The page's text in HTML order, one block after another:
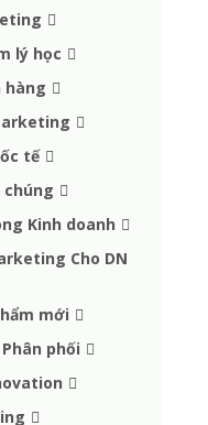
lý học
hàng
tế
chúng
Kinh doanh
Cho DN
mới
phối